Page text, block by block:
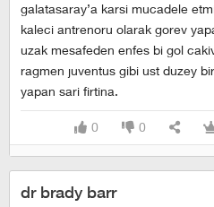
galatasaray’a karsi mucadele
kaleci antrenoru olarak gorev
uzak mesafeden enfes bi gol
ragmen juventus gibi ust duzey
yapan sari firtina.
0 0
dr brady barr